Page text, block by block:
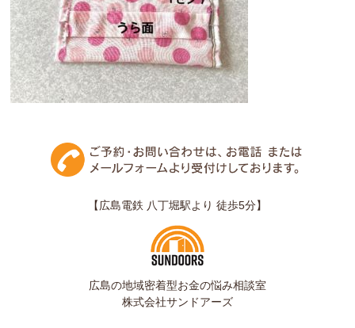
【広島電鉄 八丁堀駅より 徒歩5分】
広島の地域密着型お金の悩み相談室
株式会社サンドアーズ